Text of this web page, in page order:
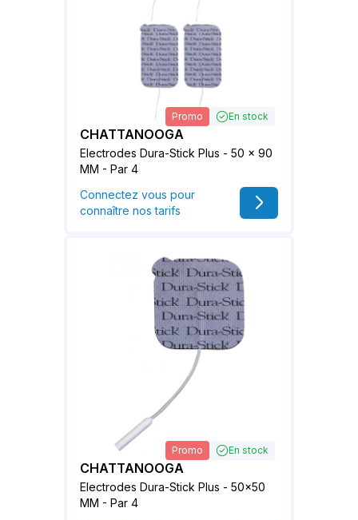
Promo En stock
CHATTANOOGA
Electrodes Dura-Stick Plus - 50 x 90
MM - Par 4
Connectez vous pour
connaître nos tarifs
Promo En stock
CHATTANOOGA
Electrodes Dura-Stick Plus - 50x50
MM - Par 4